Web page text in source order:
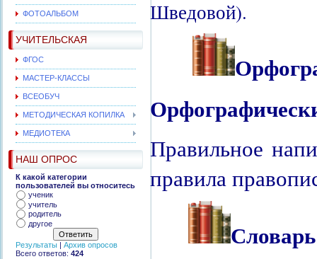
ФОТОАЛЬБОМ
УЧИТЕЛЬСКАЯ
ФГОС
МАСТЕР-КЛАССЫ
ВСЕОБУЧ
МЕТОДИЧЕСКАЯ КОПИЛКА
МЕДИОТЕКА
НАШ ОПРОС
К какой категории
пользователей вы относитесь
ученик
учитель
родитель
другое
Результаты
Архив опросов
Всего ответов: 424
Шведовой).
Правильное
правила